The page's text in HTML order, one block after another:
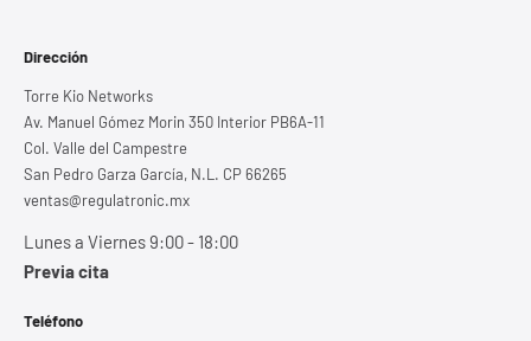
Dirección
Torre Kio Networks
Av. Manuel Gómez Morin 350 Interior PB6A-11
Col. Valle del Campestre
San Pedro Garza García, N.L. CP 66265
ventas@regulatronic.mx
Lunes a Viernes 9:00 - 18:00
Previa cita
Teléfono